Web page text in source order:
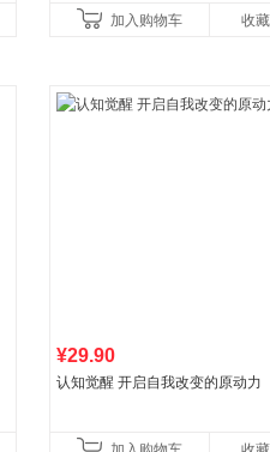
养好品质，发现快
加入购物车 收藏
¥29.90
认知觉醒 开启自我改变的原动力